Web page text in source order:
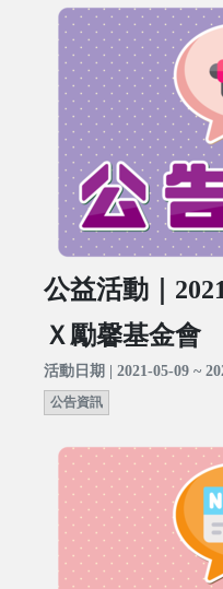
公益活動｜
Ｘ勵馨基金會
活動日期 | 2021-05-09 ~
公告資訊